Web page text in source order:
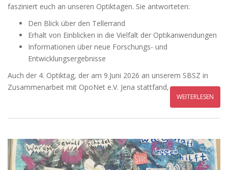
fasziniert euch an unseren Optiktagen. Sie antworteten:
Den Blick über den Tellerrand
Erhalt von Einblicken in die Vielfalt der Optikanwendungen
Informationen über neue Forschungs- und
Entwicklungsergebnisse
Auch der 4. Optiktag, der am 9.Juni 2026 an unserem SBSZ in
Zusammenarbeit mit OpoNet e.V. Jena stattfand,
WEITERLESEN